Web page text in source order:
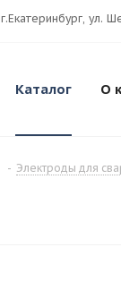
г.Екатеринбург, ул.
Каталог О
- Электроды для